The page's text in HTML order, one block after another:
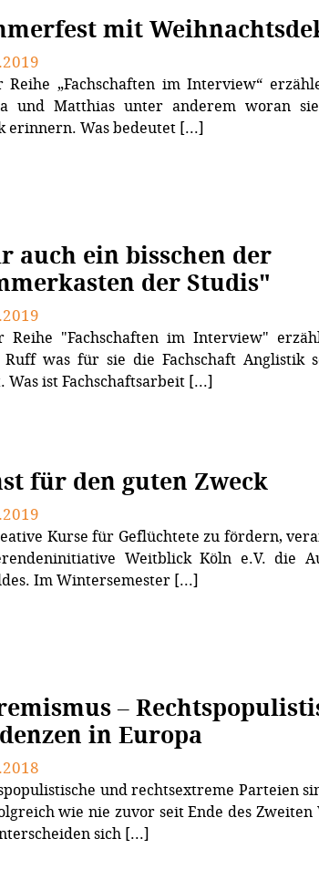
mit
„Fachschaften im Interview“
und Matthias unter anderem woran
erinnern. Was bedeutet [...]
auch ein bisschen der
der Studis"
Reihe "Fachschaften im Interview"
Ruff was für sie die Fachschaft Anglistik
Was ist Fachschaftsarbeit [...]
für den guten Zweck
Kurse für Geflüchtete zu fördern,
Weitblick Köln e.V. die
Im Wintersemester [...]
–
in Europa
und rechtsextreme Parteien
wie nie zu­vor seit Ende des Zweiten
sich [...]